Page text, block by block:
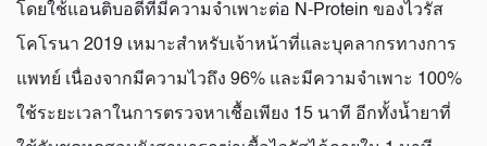
โดยใช้แอนติบอดีที่มีความจําเพาะต่อ N-Protein ของไวรัส
โคโรนา 2019 เหมาะสำหรับเจ้าหน้าที่และบุคลากรทางการ
แพทย์ เนื่องจากมีความไวถึง 96% และมีความจำเพาะ 100%
ใช้ระยะเวลาในการตรวจหาเชื้อเพียง 15 นาที อีกทั้งน้ำยาที่